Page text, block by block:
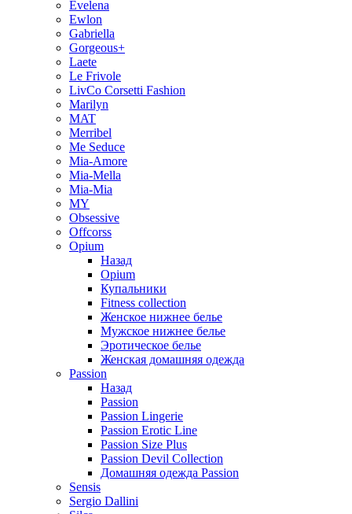
Evelena
Ewlon
Gabriella
Gorgeous+
Laete
Le Frivole
LivCo Corsetti Fashion
Marilyn
MAT
Merribel
Me Seduce
Mia-Amore
Mia-Mella
Mia-Mia
MY
Obsessive
Offcorss
Opium
Назад
Opium
Купальники
Fitness collection
Женское нижнее белье
Мужское нижнее белье
Эротическое белье
Женская домашняя одежда
Passion
Назад
Passion
Passion Lingerie
Passion Erotic Line
Passion Size Plus
Passion Devil Collection
Домашняя одежда Passion
Sensis
Sergio Dallini